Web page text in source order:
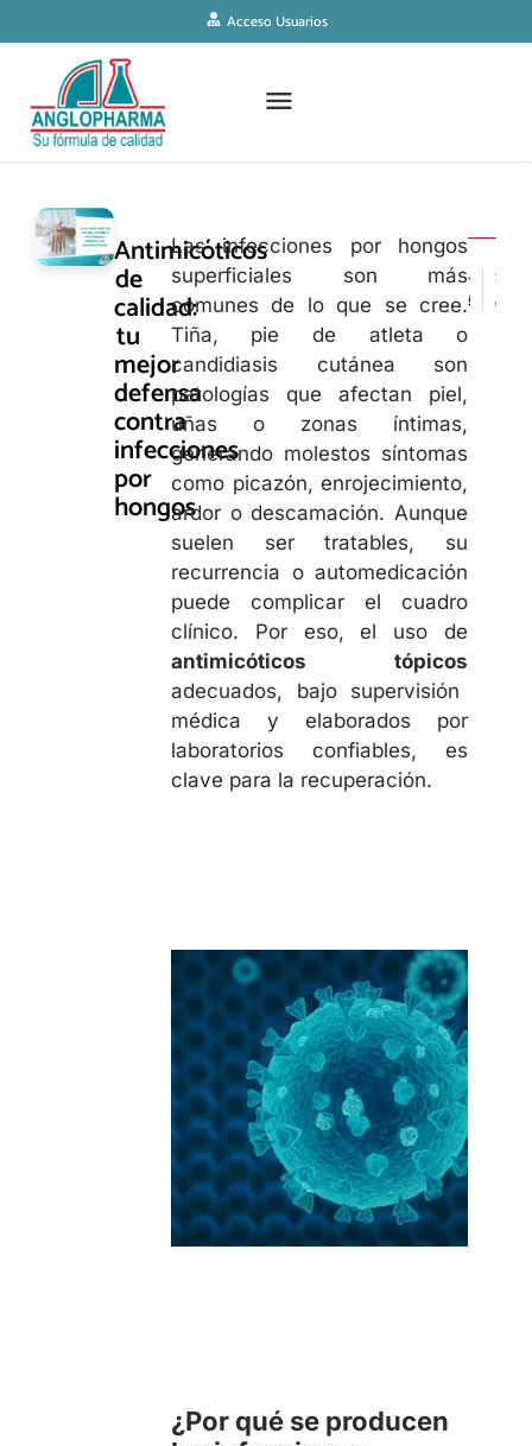
Acceso Usuarios
Antimicóticos
de
calidad:
tu
mejor
defensa
contra
infecciones
por
hongos
Las infecciones por hongos
superficiales son más
comunes de lo que se cree.
Tiña, pie de atleta o
candidiasis cutánea son
patologías que afectan piel,
uñas o zonas íntimas,
generando molestos síntomas
como picazón, enrojecimiento,
ardor o descamación. Aunque
suelen ser tratables, su
recurrencia o automedicación
puede complicar el cuadro
clínico. Por eso, el uso de
antimicóticos tópicos
adecuados, bajo supervisión
médica y elaborados por
laboratorios confiables, es
clave para la recuperación.
¿Por qué se producen